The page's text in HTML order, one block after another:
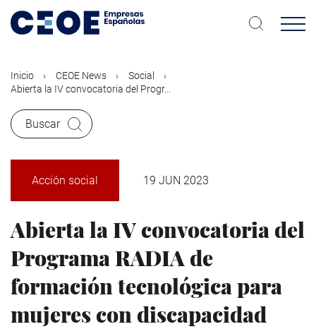
contenido
Inicio CEOE News
Social
Abierta la IV convocatoria del Progr...
Buscar
Acción social 19 JUN 2023
Abierta la IV convocatoria del
Programa RADIA de
formación tecnológica para
mujeres con discapacidad